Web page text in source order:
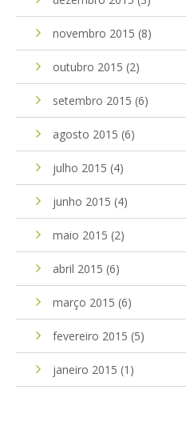
novembro 2015 (8)
outubro 2015 (2)
setembro 2015 (6)
agosto 2015 (6)
julho 2015 (4)
junho 2015 (4)
maio 2015 (2)
abril 2015 (6)
março 2015 (6)
fevereiro 2015 (5)
janeiro 2015 (1)